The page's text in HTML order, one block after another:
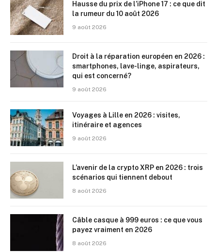
Hausse du prix de l’iPhone 17 : ce que dit
la rumeur du 10 août 2026
9 août 2026
Droit à la réparation européen en 2026 :
smartphones, lave-linge, aspirateurs,
qui est concerné?
9 août 2026
Voyages à Lille en 2026 : visites,
itinéraire et agences
9 août 2026
L’avenir de la crypto XRP en 2026 : trois
scénarios qui tiennent debout
8 août 2026
Câble casque à 999 euros : ce que vous
payez vraiment en 2026
8 août 2026